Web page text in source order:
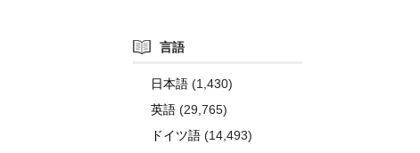
言語
日本語 (1,430)
英語 (29,765)
ドイツ語 (14,493)